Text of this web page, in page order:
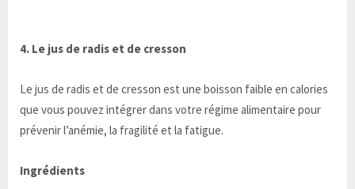
4. Le jus de radis et de cresson
Le jus de radis et de cresson est une boisson faible en calories
que vous pouvez intégrer dans votre régime alimentaire pour
prévenir l’anémie, la fragilité et la fatigue.
Ingrédients